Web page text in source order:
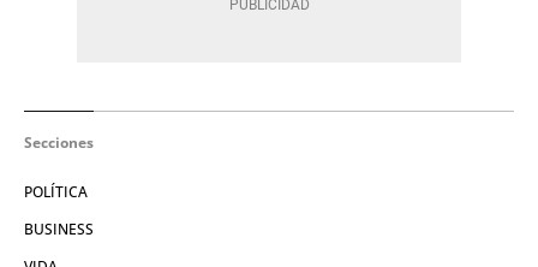
Secciones
POLÍTICA
BUSINESS